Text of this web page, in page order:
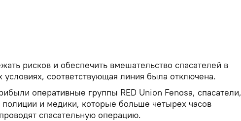
рисков и обеспечить вмешательство спасателей в
условиях, соответствующая линия была отключена.
оперативные группы RED Union Fenosa, спасатели,
полиции и медики, которые больше четырех часов
спасательную операцию.